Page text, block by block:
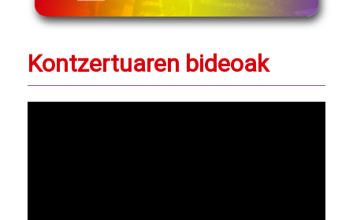
Kontzertuaren bideoak